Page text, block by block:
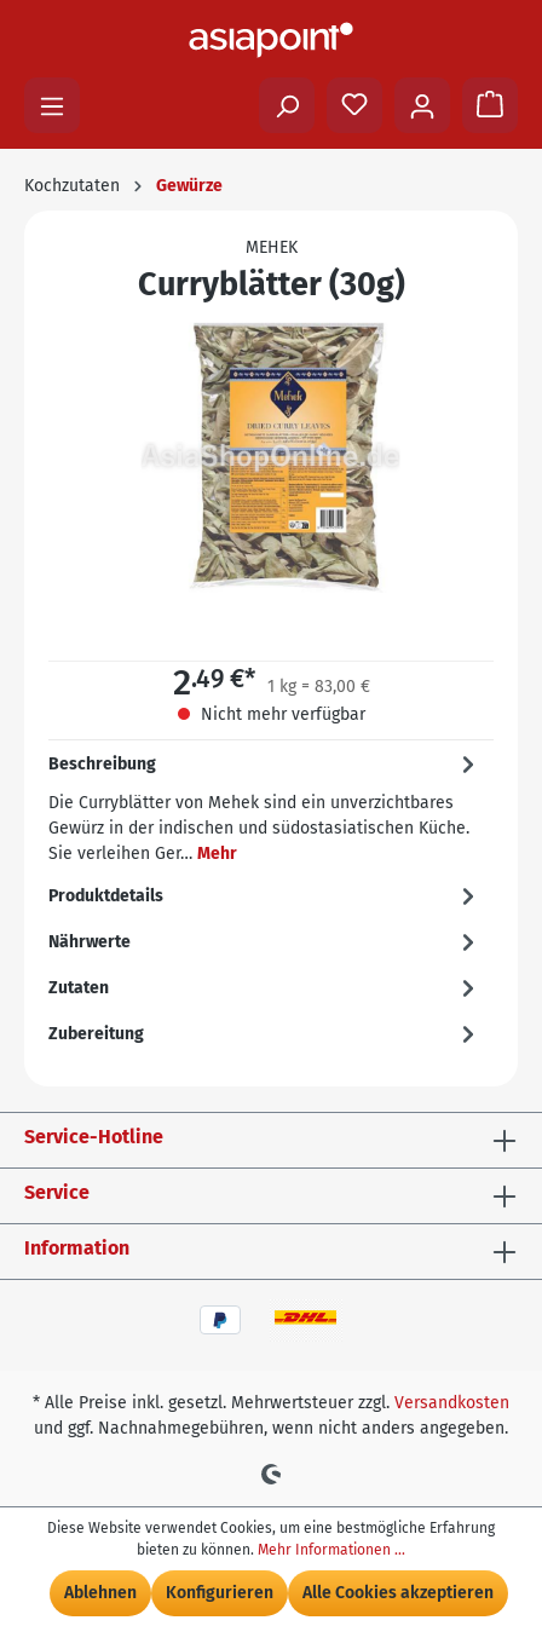
Kochzutaten Gewürze
MEHEK
Curryblätter (30g)
2.49 €*
1 kg = 83,00 €
Nicht mehr verfügbar
Beschreibung
Die Curryblätter von Mehek sind ein unverzichtbares
Gewürz in der indischen und südostasiatischen Küche.
Sie verleihen Ger… Mehr
Produktdetails
Nährwerte
Zutaten
Zubereitung
Service-Hotline
Service
Information
* Alle Preise inkl. gesetzl. Mehrwertsteuer zzgl. Versandkosten
und ggf. Nachnahmegebühren, wenn nicht anders angegeben.
Diese Website verwendet Cookies, um eine bestmögliche Erfahrung
bieten zu können. Mehr Informationen ...
Ablehnen Konfigurieren Alle Cookies akzeptieren